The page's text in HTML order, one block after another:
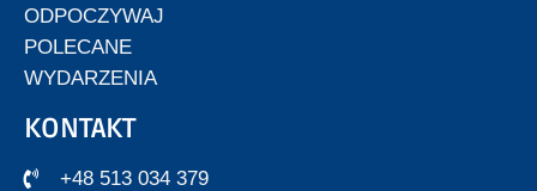
ODPOCZYWAJ
POLECANE
WYDARZENIA
KONTAKT
+48 513 034 379